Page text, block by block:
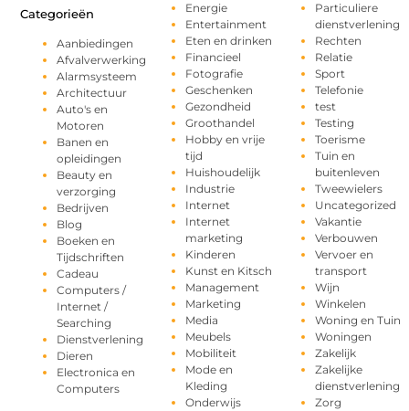
Categorieën
Aanbiedingen
Afvalverwerking
Alarmsysteem
Architectuur
Auto's en
Motoren
Banen en
opleidingen
Beauty en
verzorging
Bedrijven
Blog
Boeken en
Tijdschriften
Cadeau
Computers /
Internet /
Searching
Dienstverlening
Dieren
Electronica en
Computers
Energie
Entertainment
Eten en drinken
Financieel
Fotografie
Geschenken
Gezondheid
Groothandel
Hobby en vrije
tijd
Huishoudelijk
Industrie
Internet
Internet
marketing
Kinderen
Kunst en Kitsch
Management
Marketing
Media
Meubels
Mobiliteit
Mode en
Kleding
Onderwijs
Particuliere
dienstverlening
Rechten
Relatie
Sport
Telefonie
test
Testing
Toerisme
Tuin en
buitenleven
Tweewielers
Uncategorized
Vakantie
Verbouwen
Vervoer en
transport
Wijn
Winkelen
Woning en Tuin
Woningen
Zakelijk
Zakelijke
dienstverlening
Zorg